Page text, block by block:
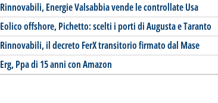
Rinnovabili, Energie Valsabbia vende le controllate Usa
Eolico offshore, Pichetto: scelti i porti di Augusta e Taranto
Rinnovabili, il decreto FerX transitorio firmato dal Mase
Erg, Ppa di 15 anni con Amazon